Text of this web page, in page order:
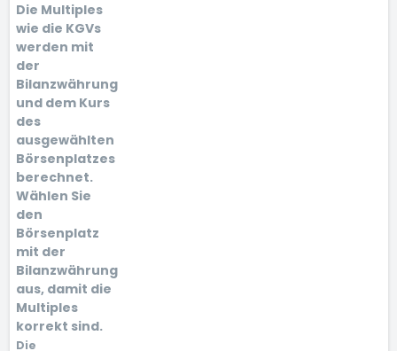
Die Multiples
wie die KGVs
werden mit
der
Bilanzwährung
und dem Kurs
des
ausgewählten
Börsenplatzes
berechnet.
Wählen Sie
den
Börsenplatz
mit der
Bilanzwährung
aus, damit die
Multiples
korrekt sind.
Die